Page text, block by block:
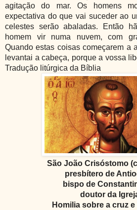
agitação do mar. Os homens
expectativa do que vai suceder ao
celestes serão abaladas. Então
homem vir numa nuvem, com
Quando estas coisas começarem a
levantai a cabeça, porque a vossa
Tradução litúrgica da Bíblia
São João Crisóstomo
presbítero de
bispo de
doutor da
Homilia sobre a cruz